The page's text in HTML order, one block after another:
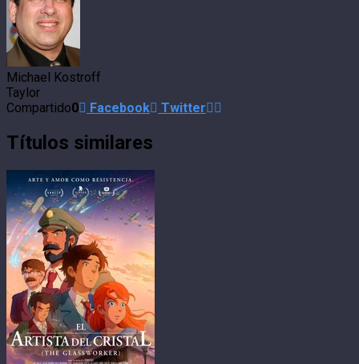
Michael Kostroff
Taylor
Compartido0 Facebook Twitter
Títulos similares